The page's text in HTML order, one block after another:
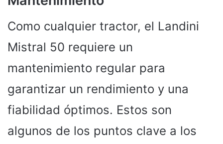
Como cualquier tractor, el Landini
Mistral 50 requiere un
mantenimiento regular para
garantizar un rendimiento y una
fiabilidad óptimos. Estos son
algunos de los puntos clave a los